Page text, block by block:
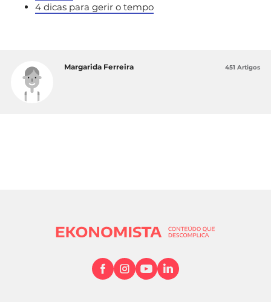
4 dicas para gerir o tempo
Margarida Ferreira 451 Artigos